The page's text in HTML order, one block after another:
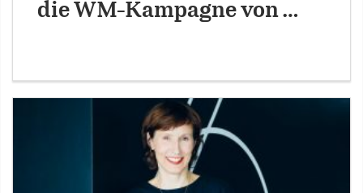
die WM-Kampagne von …